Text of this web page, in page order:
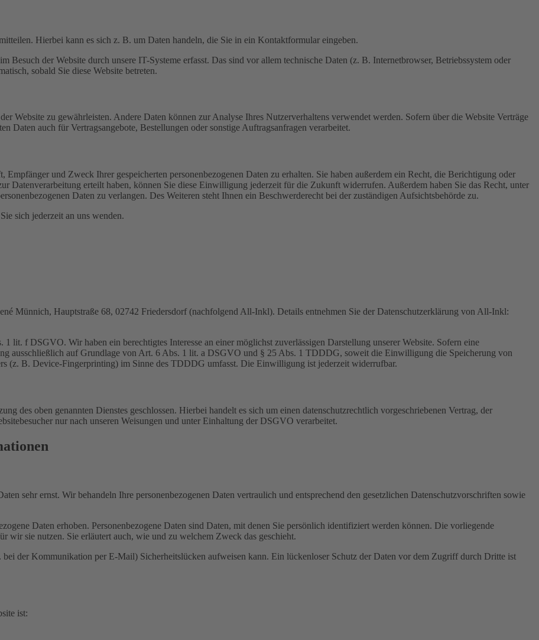
Hierbei kann es sich z. B. um Daten handeln, die Sie in ein Kontaktformular eingeben.
der Website durch unsere IT-Systeme erfasst. Das sind vor allem technische Daten (z. B. Internetbrowser, Betriebssystem oder
sobald Sie diese Website betreten.
Website zu gewährleisten. Andere Daten können zur Analyse Ihres Nutzerverhaltens verwendet werden. Sofern über die Website Verträge
Daten auch für Vertragsangebote, Bestellungen oder sonstige Auftragsanfragen verarbeitet.
und Zweck Ihrer gespeicherten personenbezogenen Daten zu erhalten. Sie haben außerdem ein Recht, die Berichtigung oder
Datenverarbeitung erteilt haben, können Sie diese Einwilligung jederzeit für die Zukunft widerrufen. Außerdem haben Sie das Recht, unter
Daten zu verlangen. Des Weiteren steht Ihnen ein Beschwerderecht bei der zuständigen Aufsichtsbehörde zu.
sich jederzeit an uns wenden.
Münnich, Hauptstraße 68, 02742 Friedersdorf (nachfolgend All-Inkl). Details entnehmen Sie der Datenschutzerklärung von All-Inkl:
f DSGVO. Wir haben ein berechtigtes Interesse an einer möglichst zuverlässigen Darstellung unserer Website. Sofern eine
ausschließlich auf Grundlage von Art. 6 Abs. 1 lit. a DSGVO und § 25 Abs. 1 TDDDG, soweit die Einwilligung die Speicherung von
(z. B. Device-Fingerprinting) im Sinne des TDDDG umfasst. Die Einwilligung ist jederzeit widerrufbar.
des oben genannten Dienstes geschlossen. Hierbei handelt es sich um einen datenschutzrechtlich vorgeschriebenen Vertrag, der
nur nach unseren Weisungen und unter Einhaltung der DSGVO verarbeitet.
sehr ernst. Wir behandeln Ihre personenbezogenen Daten vertraulich und entsprechend den gesetzlichen Datenschutzvorschriften sowie
Daten erhoben. Personenbezogene Daten sind Daten, mit denen Sie persönlich identifiziert werden können. Die vorliegende
wir sie nutzen. Sie erläutert auch, wie und zu welchem Zweck das geschieht.
der Kommunikation per E-Mail) Sicherheitslücken aufweisen kann. Ein lückenloser Schutz der Daten vor dem Zugriff durch Dritte ist
ist: